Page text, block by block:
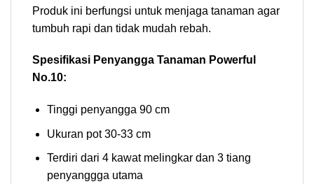
Produk ini berfungsi untuk menjaga tanaman agar
tumbuh rapi dan tidak mudah rebah.
Spesifikasi Penyangga Tanaman Powerful
No.10:
Tinggi penyangga 90 cm
Ukuran pot 30-33 cm
Terdiri dari 4 kawat melingkar dan 3 tiang
penyanggga utama